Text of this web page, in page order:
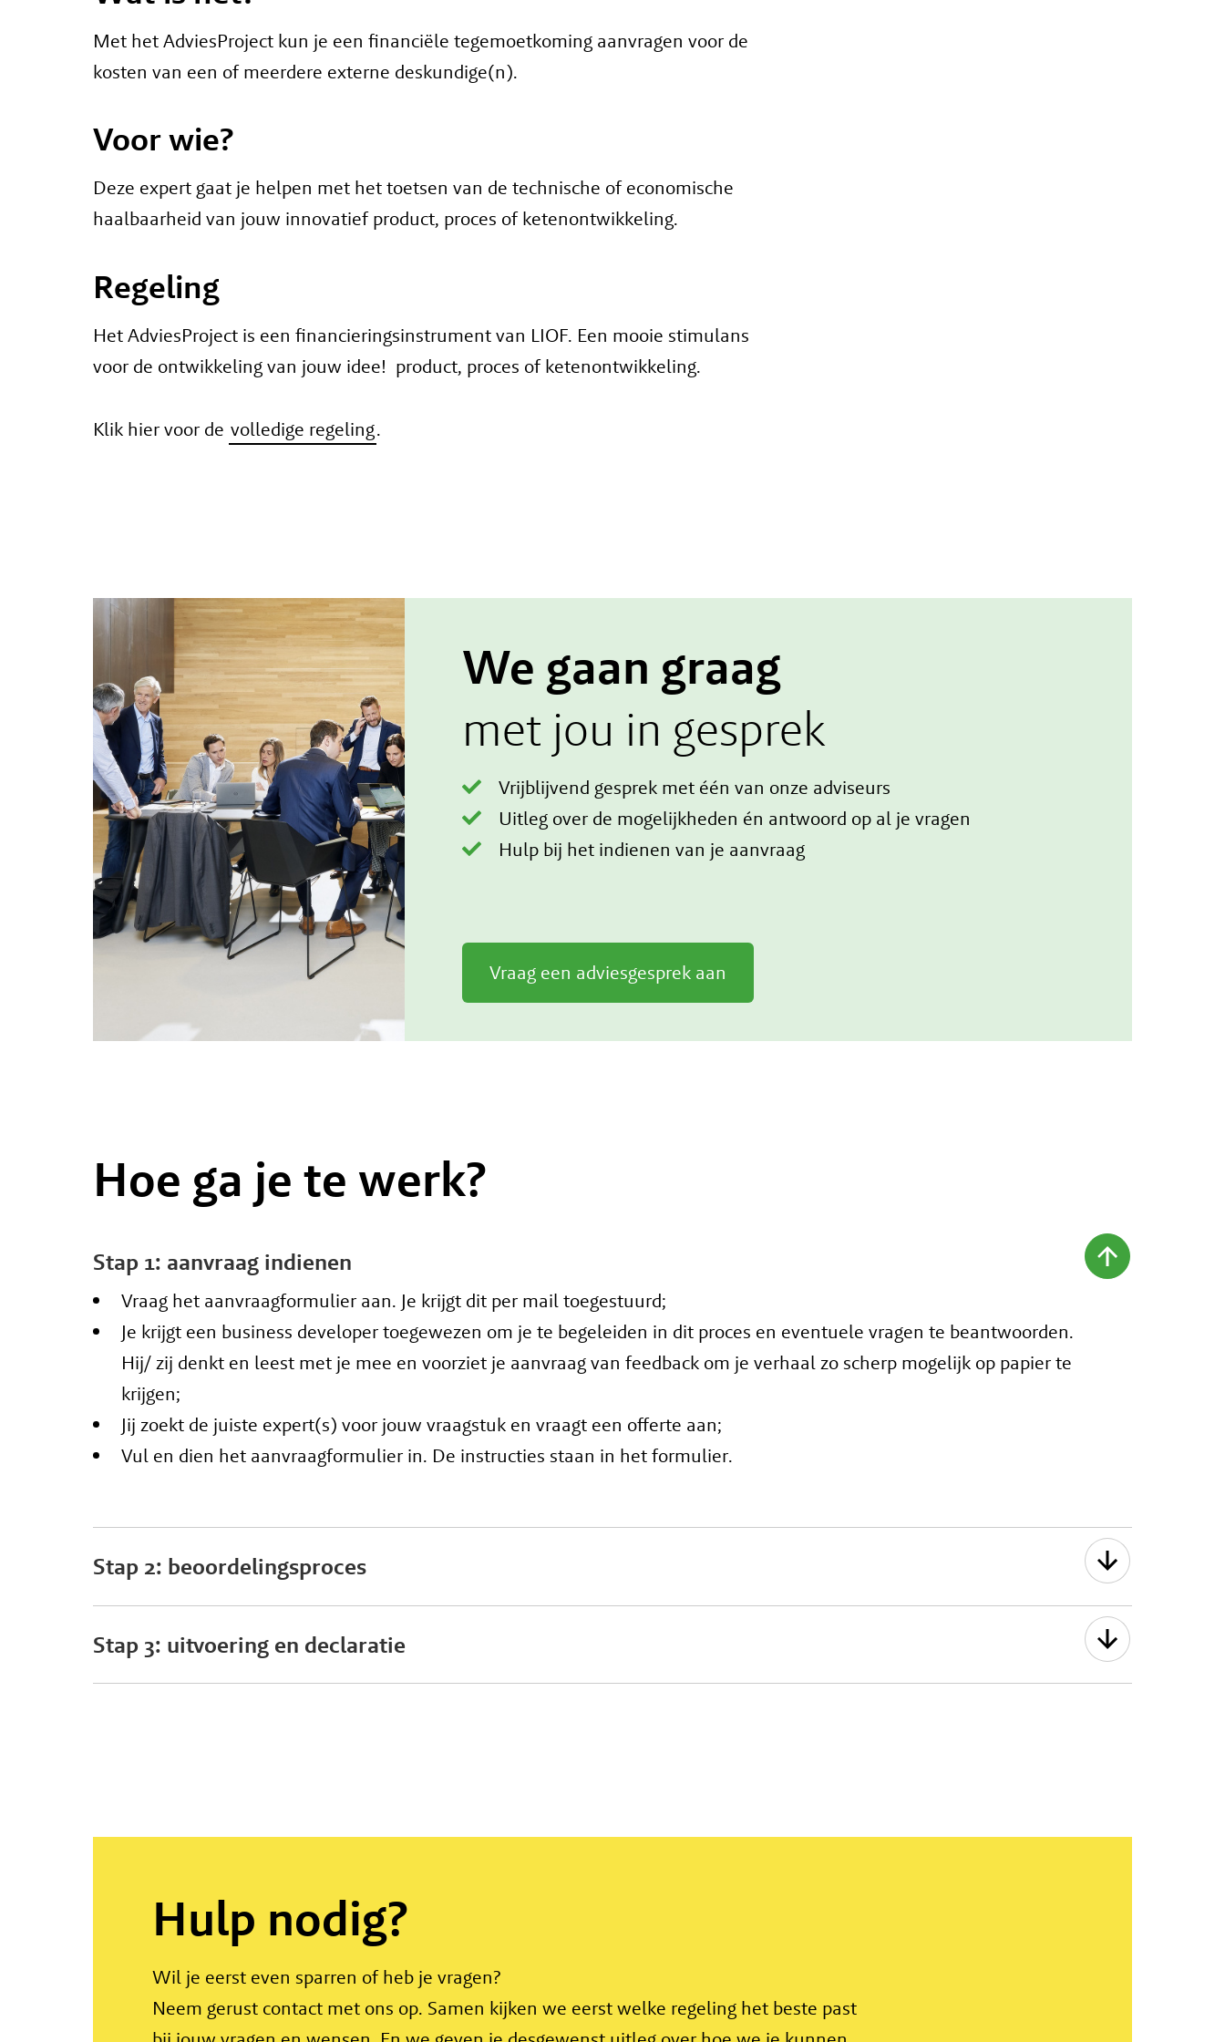
Met het AdviesProject kun je een financiële tegemoetkoming aanvragen voor de
kosten van een of meerdere externe deskundige(n).
Voor wie?
Deze expert gaat je helpen met het toetsen van de technische of economische
haalbaarheid van jouw innovatief product, proces of ketenontwikkeling.
Regeling
Het AdviesProject is een financierings­instrument van LIOF. Een mooie stimulans
voor de ontwikkeling van jouw idee! product, proces of ketenontwikkeling.
Klik hier voor de volledige regeling.
We gaan graag
met jou in gesprek
Vrijblijvend gesprek met één van onze adviseurs
Uitleg over de mogelijkheden én antwoord op al je vragen
Hulp bij het indienen van je aanvraag
Vraag een adviesgesprek aan
Hoe ga je te werk?
Stap 1: aanvraag indienen
Vraag het aanvraagformulier aan. Je krijgt dit per mail toegestuurd;
Je krijgt een business developer toegewezen om je te begeleiden in dit proces en eventuele vragen te beantwoorden.
Hij/ zij denkt en leest met je mee en voorziet je aanvraag van feedback om je verhaal zo scherp mogelijk op papier te
krijgen;
Jij zoekt de juiste expert(s) voor jouw vraagstuk en vraagt een offerte aan;
Vul en dien het aanvraagformulier in. De instructies staan in het formulier.
Stap 2: beoordelingsproces
Stap 3: uitvoering en declaratie
Hulp nodig?
Wil je eerst even sparren of heb je vragen?
Neem gerust contact met ons op. Samen kijken we eerst welke regeling het beste past